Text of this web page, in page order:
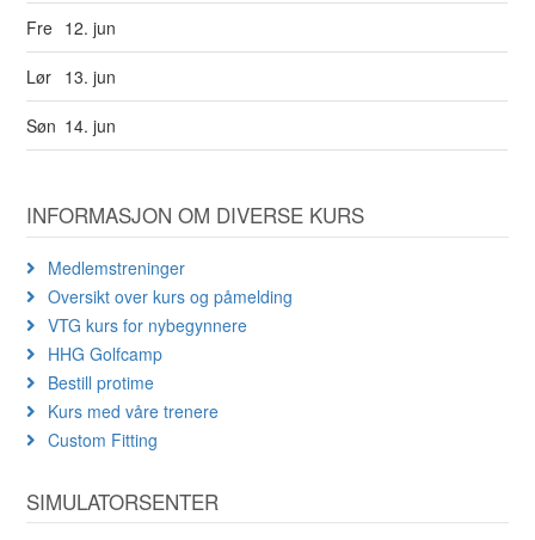
Fre 12. jun
Lør 13. jun
Søn 14. jun
INFORMASJON OM DIVERSE KURS
Medlemstreninger
Oversikt over kurs og påmelding
VTG kurs for nybegynnere
HHG Golfcamp
Bestill protime
Kurs med våre trenere
Custom Fitting
SIMULATORSENTER